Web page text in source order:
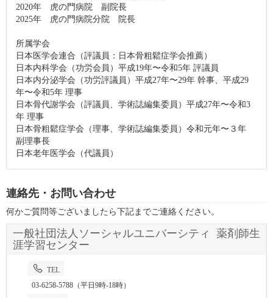
2020年 虎の門病院 副院長
2025年 虎の門病院分院 院長
所属学会
日本医学会連合（評議員：日本骨粗鬆症学会推薦）
日本内科学会（功労会員）平成19年〜令和5年 評議員
日本内分泌学会（功労評議員）平成27年〜29年 幹事、平成29
年〜令和5年 理事
日本骨代謝学会（評議員、学術誌編集委員）平成27年〜令和3
年 理事
日本骨粗鬆症学会（理事、学術誌編集委員）令和元年〜３年
副理事長
日本老年医学会（代議員）
連絡先・お問い合わせ
何かご質問等ございましたら下記までご連絡ください。
一般社団法人ソーシャルユニバーシティ 薬剤師生
涯学習センター
TEL
03-6258-5788（平日9時-18時）